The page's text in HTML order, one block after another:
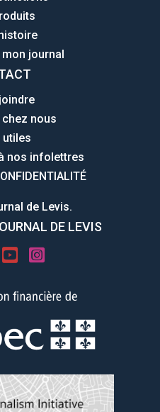
journal
nous
utiles
nos infolettres
de Levis.
DE LEVIS